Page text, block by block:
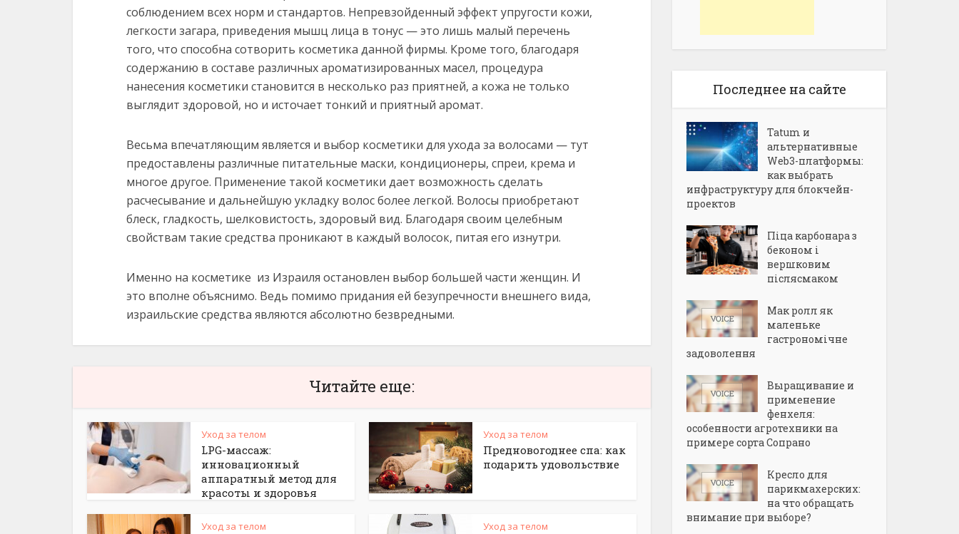
соблюдением всех норм и стандартов. Непревзойденный эффект упругости кожи,
легкости загара, приведения мышц лица в тонус — это лишь малый перечень
того, что способна сотворить косметика данной фирмы. Кроме того, благодаря
содержанию в составе различных ароматизированных масел, процедура
нанесения косметики становится в несколько раз приятней, а кожа не только
выглядит здоровой, но и источает тонкий и приятный аромат.
Весьма впечатляющим является и выбор косметики для ухода за волосами — тут
предоставлены различные питательные маски, кондиционеры, спреи, крема и
многое другое. Применение такой косметики дает возможность сделать
расчесывание и дальнейшую укладку волос более легкой. Волосы приобретают
блеск, гладкость, шелковистость, здоровый вид. Благодаря своим целебным
свойствам такие средства проникают в каждый волосок, питая его изнутри.
Именно на косметике из Израиля остановлен выбор большей части женщин. И
это вполне объяснимо. Ведь помимо придания ей безупречности внешнего вида,
израильские средства являются абсолютно безвредными.
Читайте еще:
Уход за телом
LPG-массаж:
инновационный
аппаратный метод для
красоты и здоровья
Уход за телом
Предновогоднее спа: как
подарить удовольствие
Уход за телом Уход за телом
Последнее на сайте
Tatum и
альтернативные
Web3-платформы:
как выбрать
инфраструктуру для блокчейн-
проектов
Піца карбонара з
беконом і
вершковим
післясмаком
Мак ролл як
маленьке
гастрономічне
задоволення
Выращивание и
применение
фенхеля:
особенности агротехники на
примере сорта Сопрано
Кресло для
парикмахерских:
на что обращать
внимание при выборе?